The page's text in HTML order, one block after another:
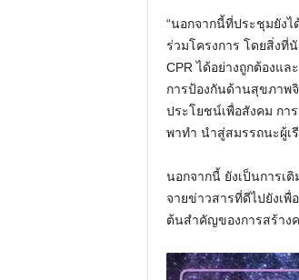
“นอกจากนี้ที่ประชุมยังไ
ร่วมโครงการ โดยสิ่งที่
CPR ได้อย่างถูกต้องแ
การป้องกันด้านสุขภาพ
ประโยชน์เพื่อสังคม กา
พาทำ นำสู่สมรรถนะผู้เ
นอกจากนี้ ยังเป็นการเ
จายข่าวสารที่ดีไปยังเพื่
ต้นสำคัญของการสร้าง